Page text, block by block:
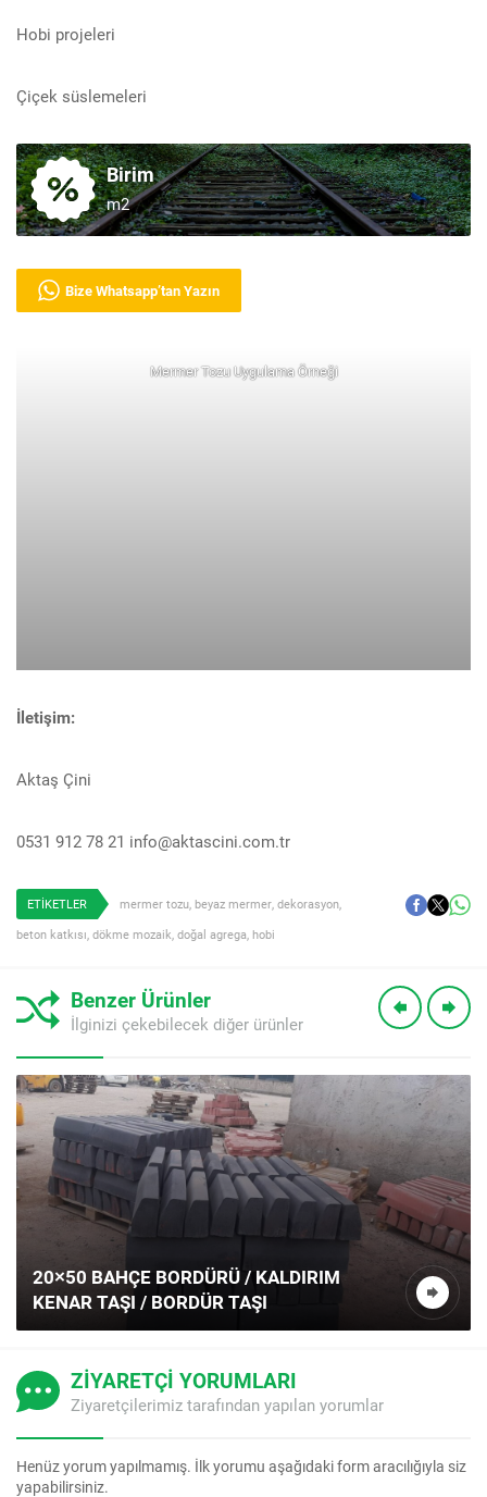
Hobi projeleri
Çiçek süslemeleri
Birim
m2
Bize Whatsapp’tan Yazın
Mermer Tozu Uygulama Örneği
İletişim:
Aktaş Çini
0531 912 78 21 info@aktascini.com.tr
ETİKETLER mermer tozu beyaz mermer dekorasyon
beton katkısı dökme mozaik doğal agrega hobi
Benzer Ürünler
İlginizi çekebilecek diğer ürünler
20×50 BAHÇE BORDÜRÜ / KALDIRIM
KENAR TAŞI / BORDÜR TAŞI
ZİYARETÇİ YORUMLARI
Ziyaretçilerimiz tarafından yapılan yorumlar
Henüz yorum yapılmamış. İlk yorumu aşağıdaki form aracılığıyla siz
yapabilirsiniz.
Müşteri Temsilcisi